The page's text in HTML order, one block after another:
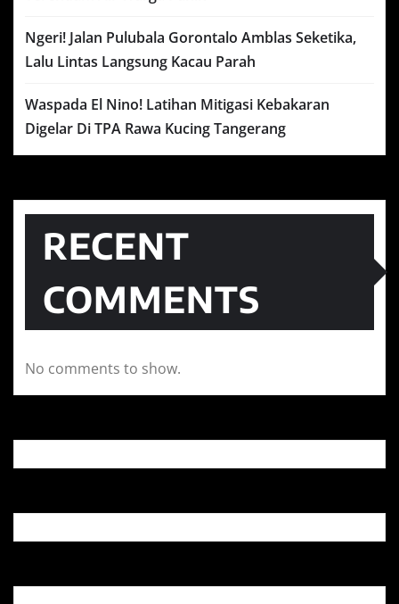
Ngeri! Jalan Pulubala Gorontalo Amblas Seketika,
Lalu Lintas Langsung Kacau Parah
Waspada El Nino! Latihan Mitigasi Kebakaran
Digelar Di TPA Rawa Kucing Tangerang
RECENT
COMMENTS
No comments to show.